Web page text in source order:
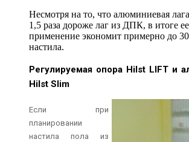
Несмотря на то, что алюминиевая
1,5 раза дороже лаг из ДПК, в итоге ее
применение экономит примерно до
настила.
Регулируемая опора Hilst LIFT и
Hilst Slim
Если при
планировании
настила пола из